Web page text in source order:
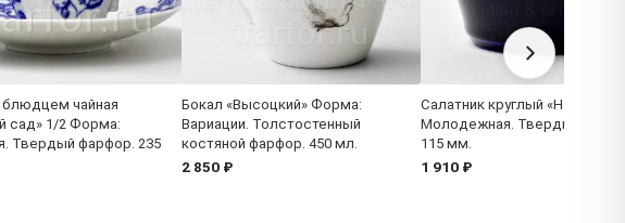
чайная
сад» 1/2 Форма:
Твердый фарфор. 235
Бокал «Высоцкий» Форма:
Вариации. Толстостенный
костяной фарфор. 450 мл.
2 850 ₽
Салатник круглый «Ночь»
Молодежная. Твердый
115 мм.
1 910 ₽